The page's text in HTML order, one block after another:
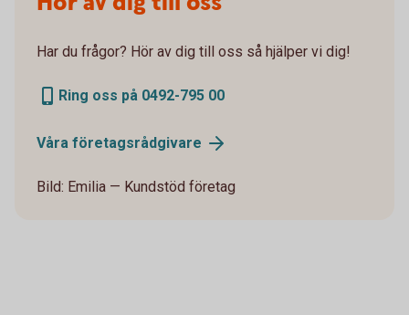
Har du frågor? Hör av dig till oss så hjälper vi dig!
Ring oss på 0492-795 00
Våra företagsrådgivare
Bild: Emilia — Kundstöd företag